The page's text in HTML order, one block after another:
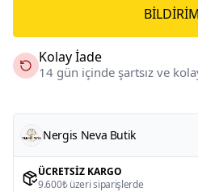
Kolay İade
14 gün içinde şartsız ve
Nergis Neva Butik
ÜCRETSIZ KARGO
9.600₺ üzeri siparişlerde